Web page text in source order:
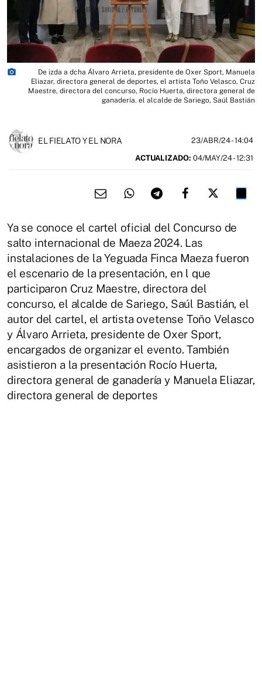
photo_camera
De izda a dcha Álvaro Arrieta, presidente de Oxer Sport, Manuela
Eliazar, directora general de deportes, el artista Toño Velasco, Cruz
Maestre, directora del concurso, Rocío Huerta, directora general de
ganadería. el alcalde de Sariego, Saúl Bastián
EL FIELATO Y EL NORA 23/ABR/24- 14:04
ACTUALIZADO: 04/MAY/24 - 12:31
Ya se conoce el cartel oficial del Concurso de
salto internacional de Maeza 2024. Las
instalaciones de la Yeguada Finca Maeza fueron
el escenario de la presentación, en l que
participaron Cruz Maestre, directora del
concurso, el alcalde de Sariego, Saúl Bastián, el
autor del cartel, el artista ovetense Toño Velasco
y Álvaro Arrieta, presidente de Oxer Sport,
encargados de organizar el evento. También
asistieron a la presentación Rocío Huerta,
directora general de ganadería y Manuela Eliazar,
directora general de deportes